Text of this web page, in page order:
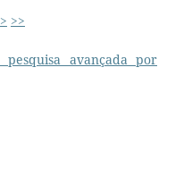
> >>
avançada por